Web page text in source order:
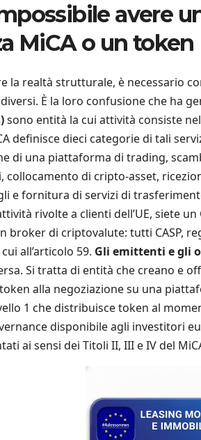
avere
MiCA o un token
la realtà strutturale, è necessario
È la loro confusione che ha
sono entità la cui attività consiste
definisce dieci categorie di tali
di una piattaforma di trading,
collocamento di cripto-asset,
e fornitura di servizi di
rivolte a clienti dell’UE, siete
broker di criptovalute: tutti CASP,
all’articolo 59. Gli emittenti e gli
Si tratta di entità che creano e
alla negoziazione su una
1 che distribuisce token al
disponibile agli investitori
ai sensi dei Titoli II, III e IV del